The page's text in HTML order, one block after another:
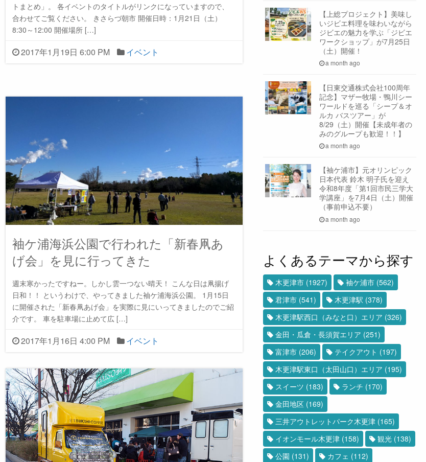
トまとめ」。 各イベントのタイトルがリンクになっていますので、
合わせてご覧ください。 きさらづ朝市 開催日時：1月21日（土）
8:30～12:00 開催場所 […]
2017年1月19日 6:00 PM イベント
袖ケ浦海浜公園で行われた「新春凧あ
げ会」を見に行ってきた
週末寒かったですねー。しかし雲一つない晴天！ こんな日は凧揚げ
日和！！ というわけで、やってきました袖ケ浦海浜公園。 1月15日
に開催された「新春凧あげ会」を実際に見にいってきましたのでご紹
介です。 車を駐車場に止めて広 […]
2017年1月16日 4:00 PM イベント
【上総プロジェクト】美味し
いジビエ料理を味わいながら
ジビエの魅力を学ぶ「ジビエ
ワークショップ」が7月25日
（土）開催！
a month ago
【日東交通株式会社100周年
記念】マザー牧場・鴨川シー
ワールドを巡る「シープ＆オ
ルカ バスツアー」が
8/29（土）開催【未成年者の
みのグループも歓迎！！】
a month ago
【袖ケ浦市】元オリンピック
日本代表 鈴木 明子氏を迎え
令和8年度「第1回市民三学大
学講座」を7月4日（土）開催
（事前申込不要）
a month ago
よくあるテーマから探す
木更津市(1927) 袖ケ浦市(562)
君津市(541) 木更津駅 (378)
木更津駅西口（みなと口）エリア (326)
金田・瓜倉・長須賀エリア (251)
富津市(206) テイクアウト (197)
木更津駅東口（太田山口）エリア (195)
スイーツ (183) ランチ (170)
金田地区(169)
三井アウトレットパーク木更津(165)
イオンモール木更津(158) 観光(138)
公園 (131) カフェ (112)